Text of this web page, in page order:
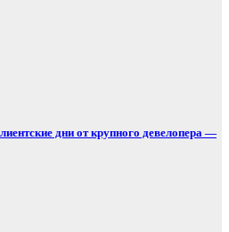
дни от крупного девелопера —